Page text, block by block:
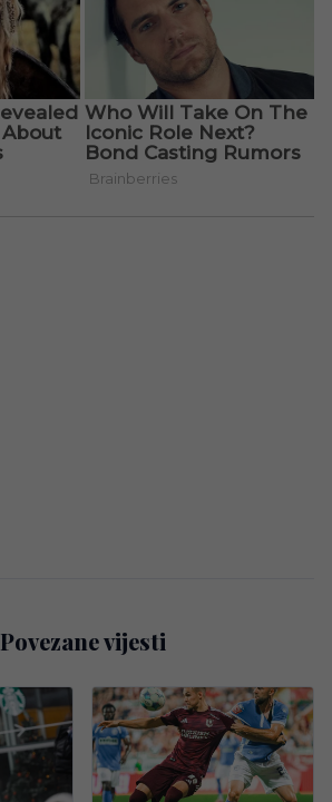
Povezane vijesti